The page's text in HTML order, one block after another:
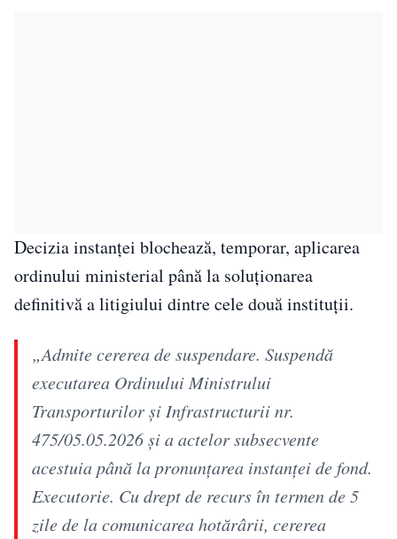
Decizia instanței blochează, temporar, aplicarea
ordinului ministerial până la soluționarea
definitivă a litigiului dintre cele două instituții.
„Admite cererea de suspendare. Suspendă
executarea Ordinului Ministrului
Transporturilor şi Infrastructurii nr.
475/05.05.2026 şi a actelor subsecvente
acestuia până la pronunţarea instanţei de fond.
Executorie. Cu drept de recurs în termen de 5
zile de la comunicarea hotărârii, cererea